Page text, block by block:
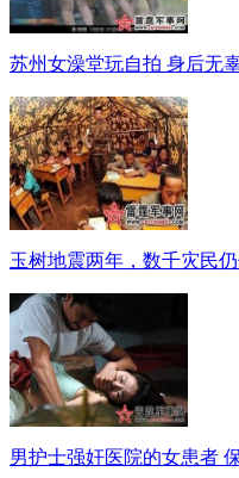
苏州女澡堂玩自拍 身后无
玉树地震两年，数千灾民
男护士强奸医院的女患者